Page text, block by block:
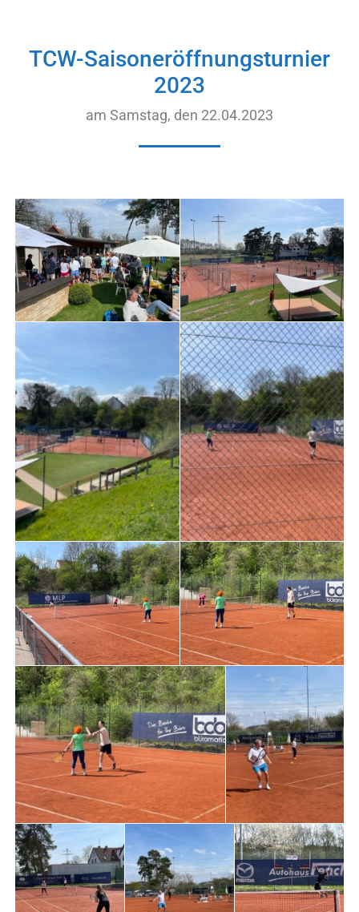
TCW-Saisoneröffnungsturnier
2023
am Samstag, den 22.04.2023